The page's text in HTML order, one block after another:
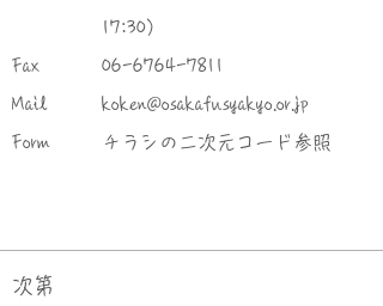
Fax
Mail
Form
17:30）
06-6764-7811
koken@osakafusyakyo.or.jp
チラシの二次元コード参照
次第